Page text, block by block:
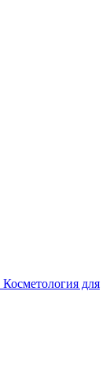
Косметология для